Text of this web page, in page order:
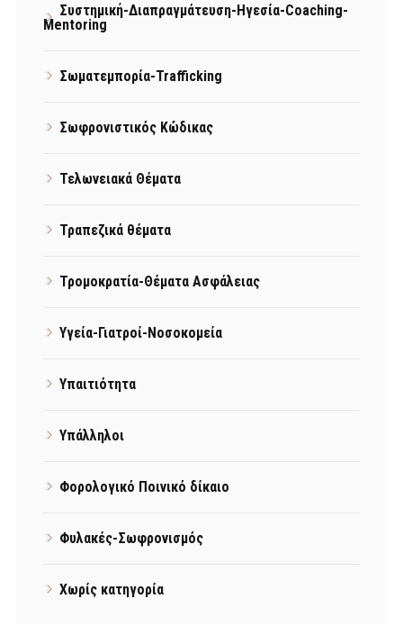
Συστημική-Διαπραγμάτευση-Ηγεσία-Coaching-
Mentoring
Σωματεμπορία-Trafficking
Σωφρονιστικός Κώδικας
Τελωνειακά Θέματα
Τραπεζικά θέματα
Τρομοκρατία-Θέματα Ασφάλειας
Υγεία-Γιατροί-Νοσοκομεία
Υπαιτιότητα
Υπάλληλοι
Φορολογικό Ποινικό δίκαιο
Φυλακές-Σωφρονισμός
Χωρίς κατηγορία